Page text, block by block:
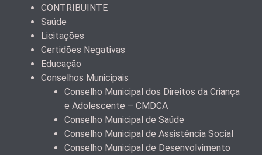
CONTRIBUINTE
Saúde
Licitações
Certidões Negativas
Educação
Conselhos Municipais
Conselho Municipal dos Direitos da Criança
e Adolescente – CMDCA
Conselho Municipal de Saúde
Conselho Municipal de Assistência Social
Conselho Municipal de Desenvolvimento